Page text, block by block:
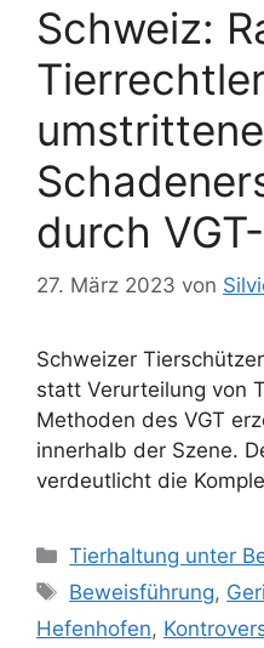
e
r
Schweiz:
umstrittene
durch
27. März 2023 von
Schweizer
statt Verurteilung von
Methoden des VGT
innerhalb der Szene.
verdeutlicht die
K
a
e
Tierhaltung unter
S
c
Beweisführung,
Hefenhofen,